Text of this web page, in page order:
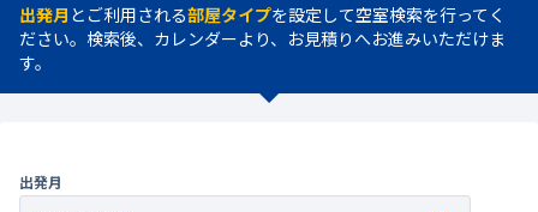
出発月 とご利用される部屋タイプを設定して空室検索を行ってく
ださい。検索後、カレンダーより、お見積りへお進みいただけま
す。
出発月